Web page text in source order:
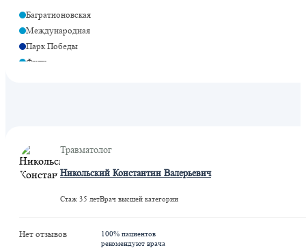
Багратионовская
Международная
Парк Победы
Фили
Шелепиха
Кутузовская
Травматолог
Никольский Константин Валерьевич
Стаж 35 летВрач высшей категории
Нет отзывов
100% пациентов
рекомендуют врача